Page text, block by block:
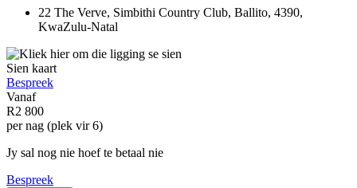
22 The Verve, Simbithi Country Club, Ballito, 4390,
KwaZulu-Natal
Sien kaart
Bespreek
Vanaf
R2 800
per nag (plek vir 6)
Jy sal nog nie hoef te betaal nie
Bespreek